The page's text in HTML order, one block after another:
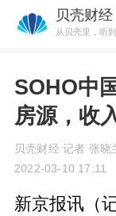
贝壳财经
从贝壳里，听
SOHO中
房源，收
贝壳财经 记者 张晓
2022-03-10 17:11
新京报讯（